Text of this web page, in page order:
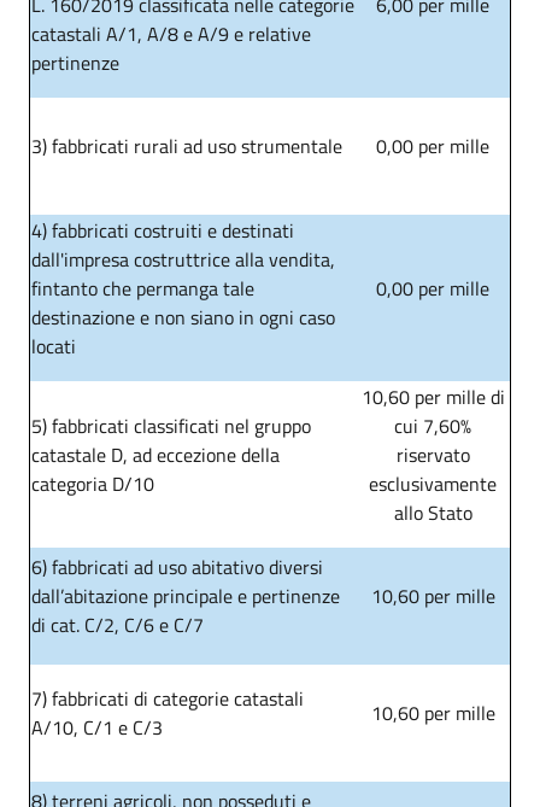
catastali A/1, A/8 e A/9 e relative
pertinenze
3) fabbricati rurali ad uso strumentale 0,00 per mille
4) fabbricati costruiti e destinati
dall'impresa costruttrice alla vendita,
fintanto che permanga tale
destinazione e non siano in ogni caso
locati
0,00 per mille
5) fabbricati classificati nel gruppo
catastale D, ad eccezione della
categoria D/10
10,60 per mille di
cui 7,60%
riservato
esclusivamente
allo Stato
6) fabbricati ad uso abitativo diversi
dall’abitazione principale e pertinenze
di cat. C/2, C/6 e C/7
10,60 per mille
7) fabbricati di categorie catastali
A/10, C/1 e C/3
10,60 per mille
8) terreni agricoli, non posseduti e